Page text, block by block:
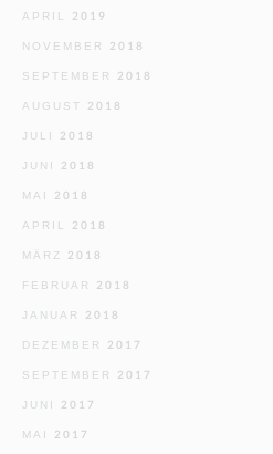
APRIL 2019
NOVEMBER 2018
SEPTEMBER 2018
AUGUST 2018
JULI 2018
JUNI 2018
MAI 2018
APRIL 2018
MÄRZ 2018
FEBRUAR 2018
JANUAR 2018
DEZEMBER 2017
SEPTEMBER 2017
JUNI 2017
MAI 2017